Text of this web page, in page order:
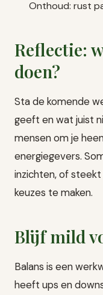
Onthoud: rust
Reflectie:
doen?
Sta de komende
geeft en wat juist
mensen om je
energiegevers.
inzichten, of
keuzes te maken.
Blijf mild
Balans is een
heeft ups en